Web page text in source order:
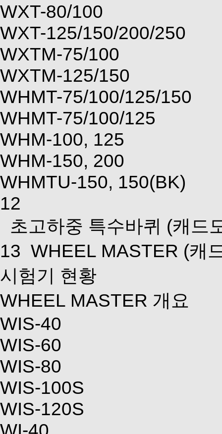
WXT-80/100
WXT-125/150/200/250
WXTM-75/100
WXTM-125/150
WHMT-75/100/125/150
WHMT-75/100/125
WHM-100, 125
WHM-150, 200
WHMTU-150, 150(BK)
12
초고하중 특수바퀴 (캐드
13 WHEEL MASTER (캐
시험기 현황
WHEEL MASTER 개요
WIS-40
WIS-60
WIS-80
WIS-100S
WIS-120S